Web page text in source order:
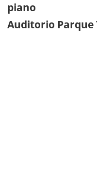
piano
Auditorio Parque